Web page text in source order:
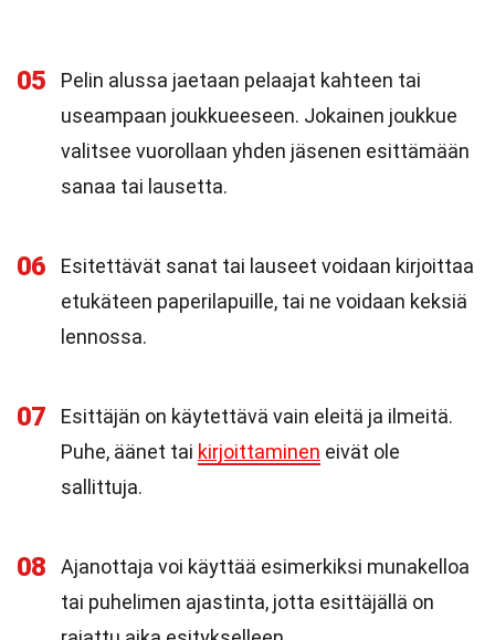
05
Pelin alussa jaetaan pelaajat kahteen tai
useampaan joukkueeseen. Jokainen joukkue
valitsee vuorollaan yhden jäsenen esittämään
sanaa tai lausetta.
06
Esitettävät sanat tai lauseet voidaan kirjoittaa
etukäteen paperilapuille, tai ne voidaan keksiä
lennossa.
07
Esittäjän on käytettävä vain eleitä ja ilmeitä.
Puhe, äänet tai kirjoittaminen eivät ole
sallittuja.
08
Ajanottaja voi käyttää esimerkiksi munakelloa
tai puhelimen ajastinta, jotta esittäjällä on